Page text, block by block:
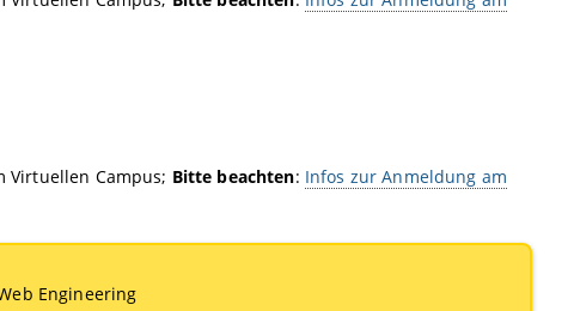
Virtuellen Campus; Bitte beachten: Infos zur Anmeldung am
Engineering